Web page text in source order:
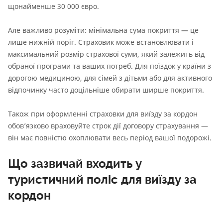
щонайменше 30 000 євро.
Але важливо розуміти: мінімальна сума покриття — це
лише нижній поріг. Страховик може встановлювати і
максимальний розмір страхової суми, який залежить від
обраної програми та ваших потреб. Для поїздок у країни з
дорогою медициною, для сімей з дітьми або для активного
відпочинку часто доцільніше обирати ширше покриття.
Також при оформленні страховки для виїзду за кордон
обов’язково враховуйте строк дії договору страхування —
він має повністю охоплювати весь період вашої подорожі.
Що зазвичай входить у
туристичний поліс для виїзду за
кордон